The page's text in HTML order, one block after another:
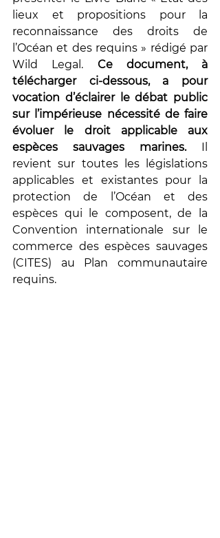
lieux et propositions pour la
reconnaissance des droits de
l’Océan et des requins » rédigé par
Wild Legal. Ce document, à
télécharger ci-dessous, a pour
vocation d’éclairer le débat public
sur l’impérieuse nécessité de faire
évoluer le droit applicable aux
espèces sauvages marines. Il
revient sur toutes les législations
applicables et existantes pour la
protection de l’Océan et des
espèces qui le composent, de la
Convention internationale sur le
commerce des espèces sauvages
(CITES) au Plan communautaire
requins.